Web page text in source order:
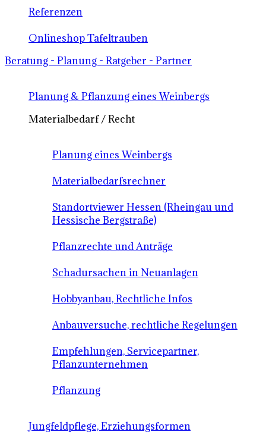
Referenzen
Onlineshop Tafeltrauben
Beratung - Planung - Ratgeber - Partner
Planung & Pflanzung eines Weinbergs
Materialbedarf / Recht
Planung eines Weinbergs
Materialbedarfsrechner
Standortviewer Hessen (Rheingau und
Hessische Bergstraße)
Pflanzrechte und Anträge
Schadursachen in Neuanlagen
Hobbyanbau, Rechtliche Infos
Anbauversuche, rechtliche Regelungen
Empfehlungen, Servicepartner,
Pflanzunternehmen
Pflanzung
Jungfeldpflege, Erziehungsformen